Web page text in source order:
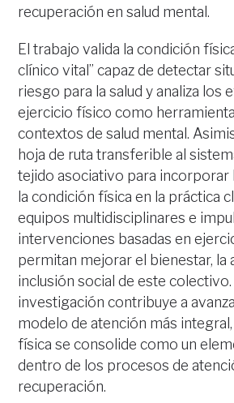
recuperación en salud mental.
El trabajo valida la condición
clínico vital” capaz de detectar
riesgo para la salud y analiza los
ejercicio físico como
contextos de salud mental.
hoja de ruta transferible al
tejido asociativo para incorporar
la condición física en la práctica
equipos multidisciplinares e
intervenciones basadas en
permitan mejorar el bienestar, la
inclusión social de este colectivo.
investigación contribuye a
modelo de atención más integral,
física se consolide como un
dentro de los procesos de
recuperación.